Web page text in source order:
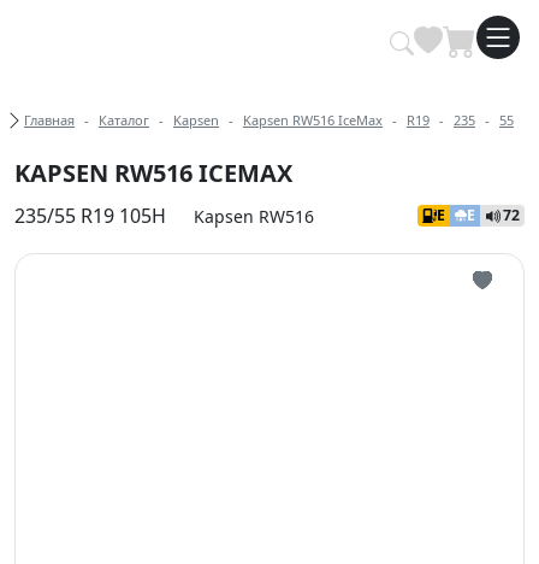
Купить автомобильные шины
Хлебные крошки
Главная Каталог Kapsen Kapsen RW516 IceMax R19 235 55
KAPSEN RW516 ICEMAX
235/55 R19 105H Kapsen RW516 E E 72